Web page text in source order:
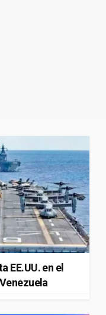
EE.UU. en el